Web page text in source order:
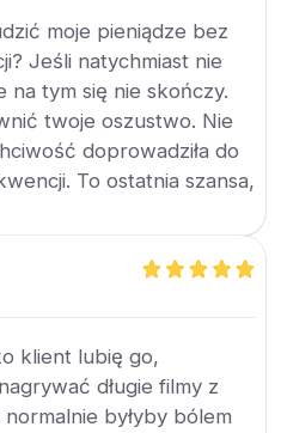
moje pieniądze bez
Jeśli natychmiast nie
na tym się nie skończy.
twoje oszustwo. Nie
doprowadziła do
To ostatnia szansa,
klient lubię go,
długie filmy z
byłyby bólem